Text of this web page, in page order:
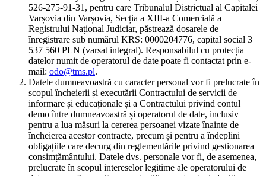
526-275-91-31, pentru care Tribunalul Districtual al Capitalei
Varșovia din Varșovia, Secția a XIII-a Comercială a
Registrului Național Judiciar, păstrează dosarele de
înregistrare sub numărul KRS: 0000204776, capital social 3
537 560 PLN (varsat integral). Responsabilul cu protecția
datelor numit de operatorul de date poate fi contactat prin e-
mail: odo@tms.pl.
Datele dumneavoastră cu caracter personal vor fi prelucrate în
scopul încheierii și executării Contractului de servicii de
informare și educaționale și a Contractului privind contul
demo între dumneavoastră și operatorul de date, inclusiv
pentru a lua măsuri la cererea persoanei vizate înainte de
încheierea acestor contracte, precum și pentru a îndeplini
obligațiile care decurg din reglementările privind gestionarea
consimțământului. Datele dvs. personale vor fi, de asemenea,
prelucrate în scopul intereselor legitime ale operatorului de